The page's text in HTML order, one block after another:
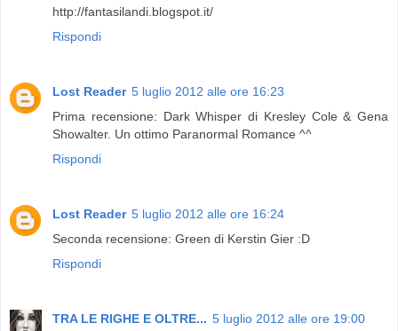
http://fantasilandi.blogspot.it/
Rispondi
Lost Reader 5 luglio 2012 alle ore 16:23
Prima recensione: Dark Whisper di Kresley Cole & Gena
Showalter. Un ottimo Paranormal Romance ^^
Rispondi
Lost Reader 5 luglio 2012 alle ore 16:24
Seconda recensione: Green di Kerstin Gier :D
Rispondi
TRA LE RIGHE E OLTRE... 5 luglio 2012 alle ore 19:00